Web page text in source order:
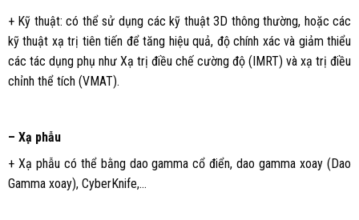
+ Kỹ thuật: có thể sử dụng các kỹ thuật 3D thông thường, hoặc các
kỹ thuật xạ trị tiên tiến để tăng hiệu quả, độ chính xác và giảm thiểu
các tác dụng phụ như Xạ trị điều chế cường độ (IMRT) và xạ trị điều
chỉnh thể tích (VMAT).
– Xạ phẫu
+ Xạ phẫu có thể bằng dao gamma cổ điển, dao gamma xoay (Dao
Gamma xoay), CyberKnife,…